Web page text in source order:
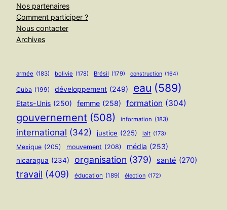
Nos partenaires
Comment participer ?
Nous contacter
Archives
armée (183) bolivie (178) Brésil (179) construction (164)
Cuba (199) développement (249) eau (589)
Etats-Unis (250) femme (258) formation (304)
gouvernement (508) information (183)
international (342) justice (225) lait (173)
Mexique (205) mouvement (208) média (253)
nicaragua (234) organisation (379) santé (270)
travail (409) éducation (189) élection (172)